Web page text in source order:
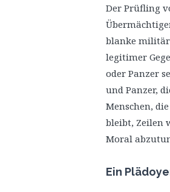
Der Prüfling
blanke
legitimer
oder Panzer
und Panzer,
Menschen,
bleibt, Zeilen
Moral
Ein